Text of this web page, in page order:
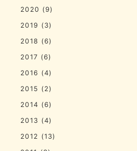
2020 (9)
2019 (3)
2018 (6)
2017 (6)
2016 (4)
2015 (2)
2014 (6)
2013 (4)
2012 (13)